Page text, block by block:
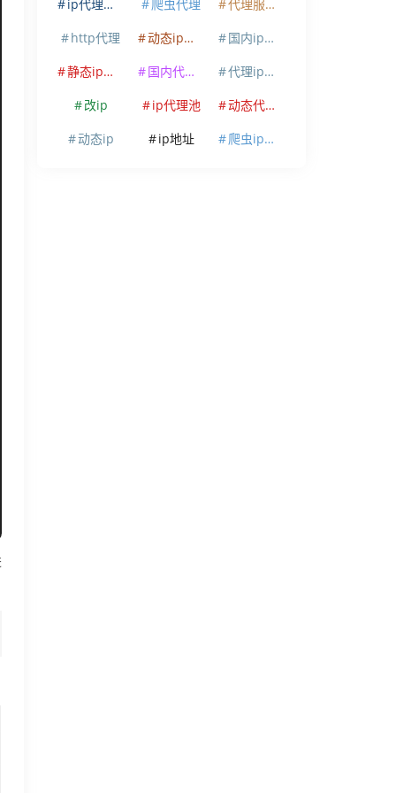
ip代理软件
爬虫代理
代理服务器
http代理
动态ip代理
国内ip代理
静态ip代理
国内代理ip
代理ip软件
改ip
ip代理池
动态代理ip
动态ip
ip地址 爬虫ip代理